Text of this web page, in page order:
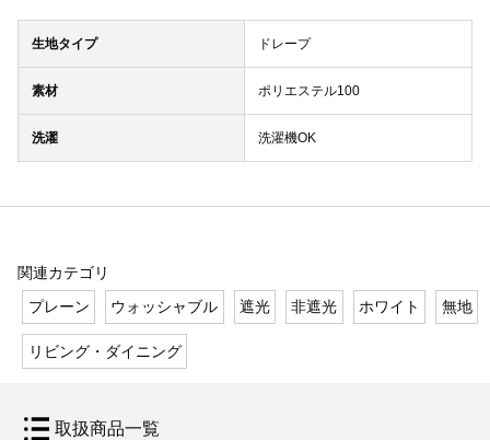
生地タイプ ドレープ
素材 ポリエステル100
洗濯 洗濯機OK
関連カテゴリ
プレーン
ウォッシャブル 遮光 非遮光 ホワイト 無地
リビング・ダイニング
取扱商品一覧